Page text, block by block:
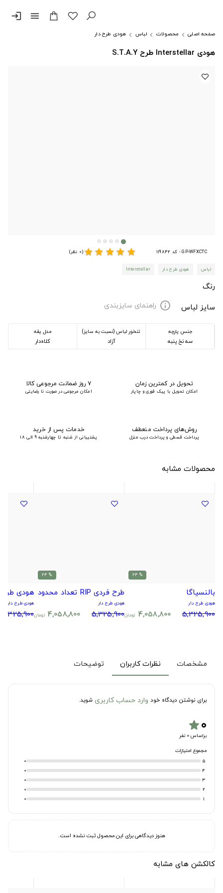
menu
login
صفحه اصلی محصولات لباس هودی طرح دار
هودی Interstellar طرح S.T.A.Y
GP-WFXCTC - کد 119842 star
star
star
star
star(0 نظر)
لباس هودی طرح دار Interstellar
رنگ
سایز لباس
info راهنمای سایزبندی
جنس پارچه
سه نخ پنبه
تنخور لباس (نسبت به سایز)
آزاد
مدل یقه
کلاه‌دار
تحویل در کمترین زمان
امکان تحویل با پیک فوری و چاپار
۷ روز ضمانت مرجوعی کالا
امکان مرجوعی در صورت نا رضایتی
روش‌های پرداخت منعطف
پرداخت قسطی و پرداخت درب منزل
خدمات پس از خرید
پشتیبانی از شنبه تا چهارشنبه 9 الی 18
محصولات مشابه
% 24
بالنسیاگا
هودی طرح دار
5,325,900
4,058,800 تومان
% 24
طرح فردی RIP تعداد محدود
هودی طرح دار
5,325,900
4,058,800 تومان
هودی
هودی طرح دار
5,325,900
مشخصات نظرات کاربران توضیحات
برای نوشتن دیدگاه خود وارد حساب کاربری شوید.
۰star
براساس 0 نفر
مجموع امتیازات
5
0
4
0
3
0
2
0
1
0
هنوز دیدگاهی برای این محصول ثبت نشده است.
کالکشن های مشابه